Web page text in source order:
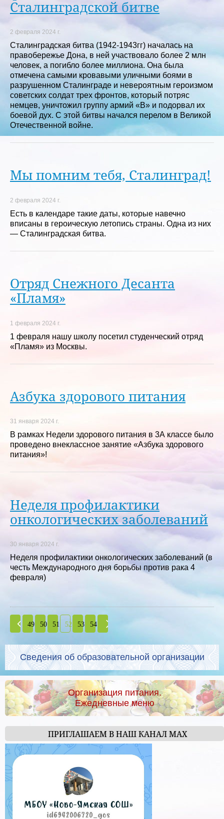
Сталинградской битве
2 февраля 2024 г.
Сталинградская битва (1942-1943гг) началась на
правобережье Дона, в ней участвовало более 2 млн
человек, а погибло более миллиона. Она была
отмечена самыми кровавыми уличными боями в
разрушенном Сталинграде и невероятным героизмом
советских солдат трех фронтов, который потряс
немцев, уничтожил группу армий «В» и подорвал их
боевой дух. С этой битвы начался перелом в Великой
Отечественной войне.
Мы помним тебя, Сталинград!
2 февраля 2024 г.
Есть в календаре такие даты, которые навечно
вписаны в героическую летопись страны. Одна из них
— Сталинградская битва.
Отряд Снежного Десанта
«Пламя»
1 февраля 2024 г.
1 февраля нашу школу посетил студенческий отряд
«Пламя» из Москвы.
Азбука здорового питания
31 января 2024 г.
В рамках Недели здорового питания в 3А классе было
проведено внеклассное занятие «Азбука здорового
питания»!
Неделя профилактики
онкологических заболеваний
30 января 2024 г.
Неделя профилактики онкологических заболеваний (в
честь Международного дня борьбы против рака 4
февраля)
49 50 51 52 53 54
Сведения об образовательной организации
Организация питания.
Ежедневные меню
ПРИГЛАШАЕМ В НАШ КАНАЛ МАХ